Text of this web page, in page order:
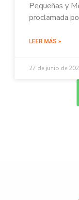
Pequeñas y
proclamada
LEER MÁS »
27 de junio de